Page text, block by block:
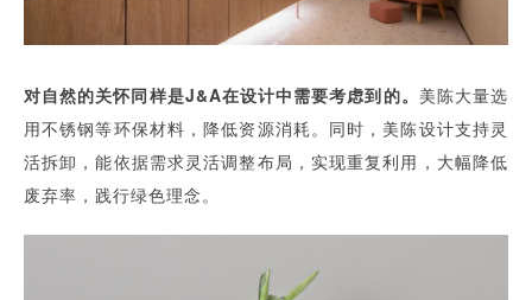
对自然的关怀同样是J&A在设计中需要考虑到的。 美陈大量选
用不锈钢等环保材料，降低资源消耗。同时，美陈设计支持灵
活拆卸，能依据需求灵活调整布局，实现重复利用，大幅降低
废弃率，践行绿色理念。